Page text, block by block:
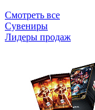
Смотреть все
Сувениры
Лидеры продаж